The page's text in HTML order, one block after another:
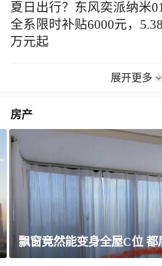
夏日出行？东风奕派纳米
全系限时补贴6000元，5.38
万元起​
展开更多
房产
上海未建成的地标：“人”字